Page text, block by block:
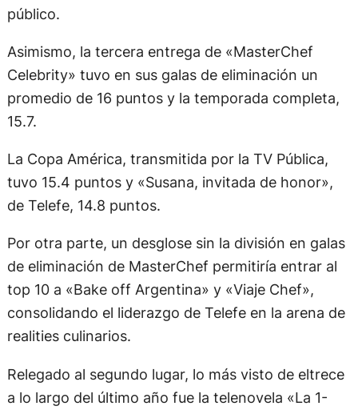
público.
Asimismo, la tercera entrega de «MasterChef
Celebrity» tuvo en sus galas de eliminación un
promedio de 16 puntos y la temporada completa,
15.7.
La Copa América, transmitida por la TV Pública,
tuvo 15.4 puntos y «Susana, invitada de honor»,
de Telefe, 14.8 puntos.
Por otra parte, un desglose sin la división en galas
de eliminación de MasterChef permitiría entrar al
top 10 a «Bake off Argentina» y «Viaje Chef»,
consolidando el liderazgo de Telefe en la arena de
realities culinarios.
Relegado al segundo lugar, lo más visto de eltrece
a lo largo del último año fue la telenovela «La 1-